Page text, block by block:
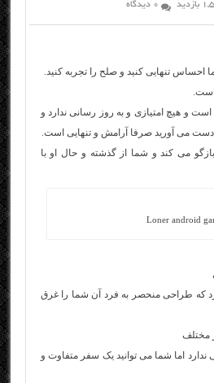
0 دیدگاه
احساس تنهایی کنید و صلح را تجربه کنید.
است.
است و هیچ امتیازی و به روز رسانی ندارد و
دست می آورید صرفا آرامش و تنهایی است.
بازگو می کند و شما از گذشته و حال او با
Loner android
که طراحی منحصر به فرد آن شما را غرق
مختلف
اما شما می توانید یک سفر متفاوت و